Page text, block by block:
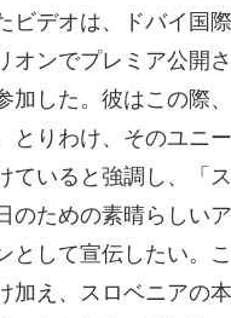
ビデオは、ドバイ国
オンでプレミア公開
加した。彼はこの際
とりわけ、そのユニ
ていると強調し、「
のための素晴らしい
として宣伝したい。
加え、スロベニアの